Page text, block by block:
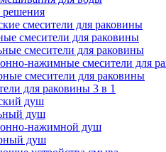
решения
смесители для раковины
смесители для раковины
смесители для раковины
нажимные смесители для
смесители для раковины
для раковины 3 в 1
душ
душ
нажимной душ
душ